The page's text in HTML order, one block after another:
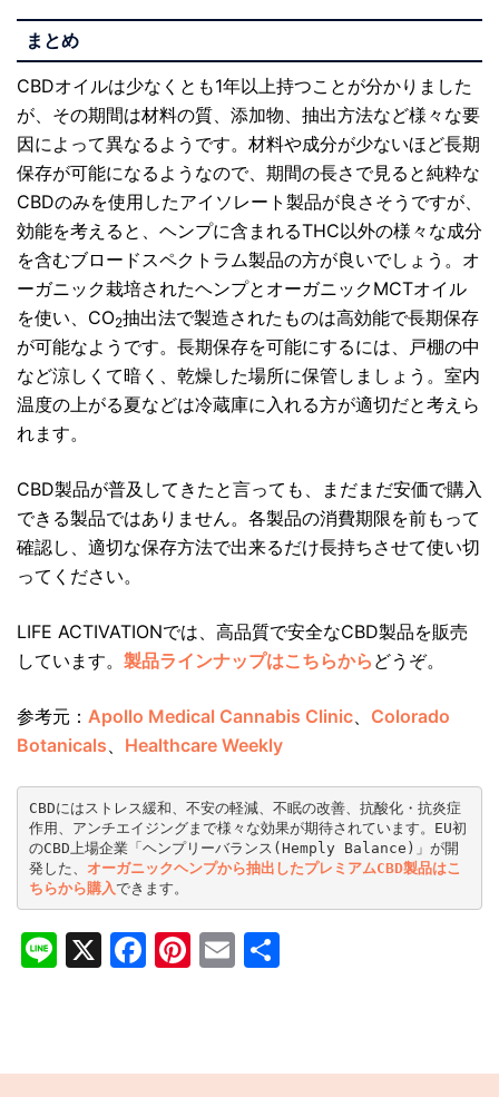
まとめ
CBDオイルは少なくとも1年以上持つことが分かりました
が、その期間は材料の質、添加物、抽出方法など様々な要
因によって異なるようです。材料や成分が少ないほど長期
保存が可能になるようなので、期間の長さで見ると純粋な
CBDのみを使用したアイソレート製品が良さそうですが、
効能を考えると、ヘンプに含まれるTHC以外の様々な成分
を含むブロードスペクトラム製品の方が良いでしょう。オ
ーガニック栽培されたヘンプとオーガニックMCTオイル
を使い、CO2抽出法で製造されたものは高効能で長期保存
が可能なようです。長期保存を可能にするには、戸棚の中
など涼しくて暗く、乾燥した場所に保管しましょう。室内
温度の上がる夏などは冷蔵庫に入れる方が適切だと考えら
れます。
CBD製品が普及してきたと言っても、まだまだ安価で購入
できる製品ではありません。各製品の消費期限を前もって
確認し、適切な保存方法で出来るだけ長持ちさせて使い切
ってください。
LIFE ACTIVATIONでは、高品質で安全なCBD製品を販売
しています。 製品ラインナップはこちらから どうぞ。
参考元： Apollo Medical Cannabis Clinic、 Colorado
Botanicals、 Healthcare Weekly
CBDにはストレス緩和、不安の軽減、不眠の改善、抗酸化・抗炎症
作用、アンチエイジングまで様々な効果が期待されています。EU初
のCBD上場企業「ヘンプリーバランス(Hemply Balance)」が開
発した、 オーガニックヘンプから抽出したプレミアムCBD製品はこ
ちらから購入できます。
Line
X Facebook
Pinterest
Email